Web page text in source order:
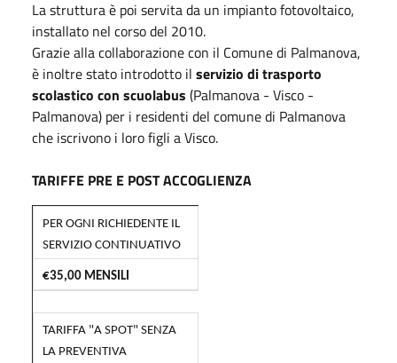
La struttura è poi servita da un impianto fotovoltaico,
installato nel corso del 2010.
Grazie alla collaborazione con il Comune di Palmanova,
è inoltre stato introdotto il servizio di trasporto
scolastico con scuolabus (Palmanova - Visco -
Palmanova) per i residenti del comune di Palmanova
che iscrivono i loro figli a Visco.
TARIFFE PRE E POST ACCOGLIENZA
PER OGNI RICHIEDENTE IL
SERVIZIO CONTINUATIVO
€35,00 MENSILI
TARIFFA "A SPOT" SENZA
LA PREVENTIVA